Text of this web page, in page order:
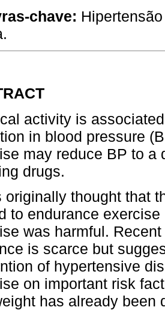
chave:
activity is
in blood pressure
may reduce BP to a
drugs.
originally thought that
to endurance
was harmful.
is scarce but
of hypertensive
on important risk
has already been